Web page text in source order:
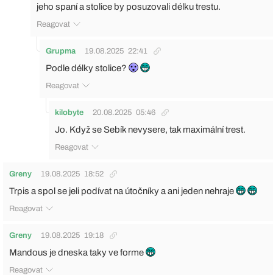
jeho spaní a stolice by posuzovali délku trestu.
Reagovat
Grupma 19.08.2025 22:41
Podle délky stolice?
Reagovat
kilobyte 20.08.2025 05:46
Jo. Když se Sebík nevysere, tak maximální trest.
Reagovat
Greny 19.08.2025 18:52
Trpis a spol se jeli podívat na útočníky a ani jeden nehraje
Reagovat
Greny 19.08.2025 19:18
Mandous je dneska taky ve forme
Reagovat